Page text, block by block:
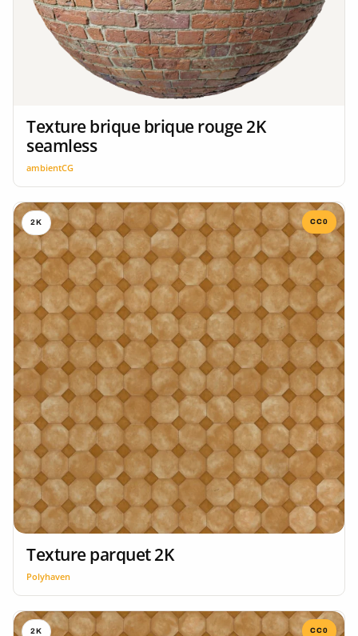
Texture brique brique rouge 2K
seamless
ambientCG
2K CC0
Texture parquet 2K
Polyhaven
2K CC0